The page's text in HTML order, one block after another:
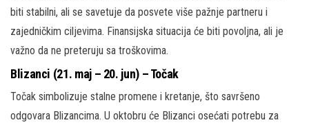
biti stabilni, ali se savetuje da posvete više pažnje partneru i
zajedničkim ciljevima. Finansijska situacija će biti povoljna, ali je
važno da ne preteruju sa troškovima.
Blizanci (21. maj – 20. jun) – Točak
Točak simbolizuje stalne promene i kretanje, što savršeno
odgovara Blizancima. U oktobru će Blizanci osećati potrebu za